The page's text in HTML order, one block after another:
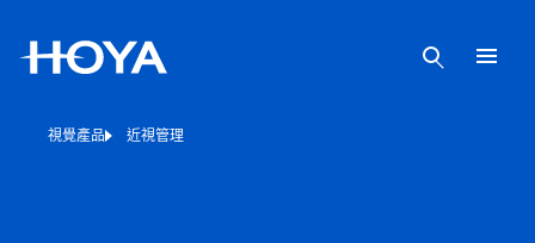
視覺產品 近視管理